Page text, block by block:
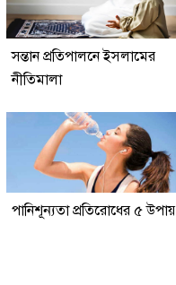
সন্তান প্রতিপালনে ইসলামের
নীতিমালা
পানিশূন্যতা প্রতিরোধের ৫ উপায়